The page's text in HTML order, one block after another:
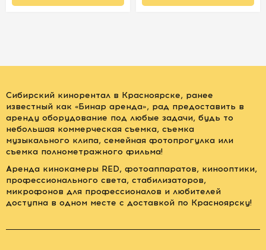
Сибирский кинорентал в Красноярске, ранее
известный как «Бинар аренда», рад предоставить в
аренду оборудование под любые задачи, будь то
небольшая коммерческая съемка, съемка
музыкального клипа, семейная фотопрогулка или
съемка полнометражного фильма!
Аренда кинокамеры RED, фотоаппаратов, кинооптики,
профессионального света, стабилизаторов,
микрофонов для профессионалов и любителей
доступна в одном месте с доставкой по Красноярску!